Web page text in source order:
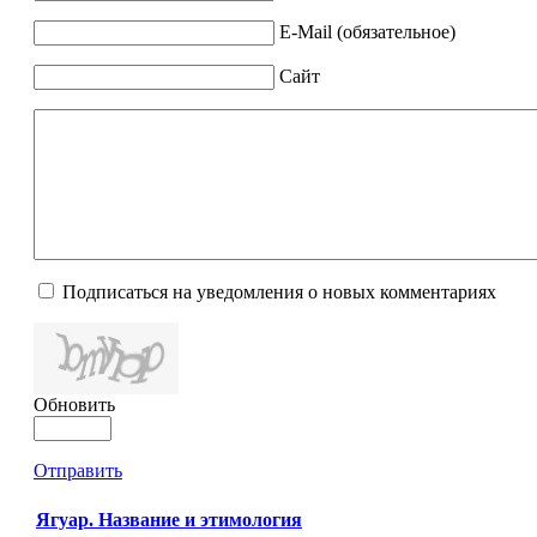
E-Mail (обязательное)
Сайт
Подписаться на уведомления о новых комментариях
Обновить
Отправить
Ягуар. Название и этимология